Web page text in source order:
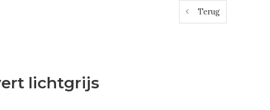
Terug
lichtgrijs